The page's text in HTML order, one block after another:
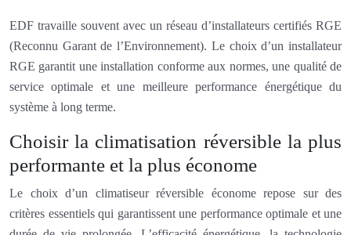
EDF travaille souvent avec un réseau d’installateurs certifiés RGE
(Reconnu Garant de l’Environnement). Le choix d’un installateur
RGE garantit une installation conforme aux normes, une qualité de
service optimale et une meilleure performance énergétique du
système à long terme.
Choisir la climatisation réversible la plus
performante et la plus économe
Le choix d’un climatiseur réversible économe repose sur des
critères essentiels qui garantissent une performance optimale et une